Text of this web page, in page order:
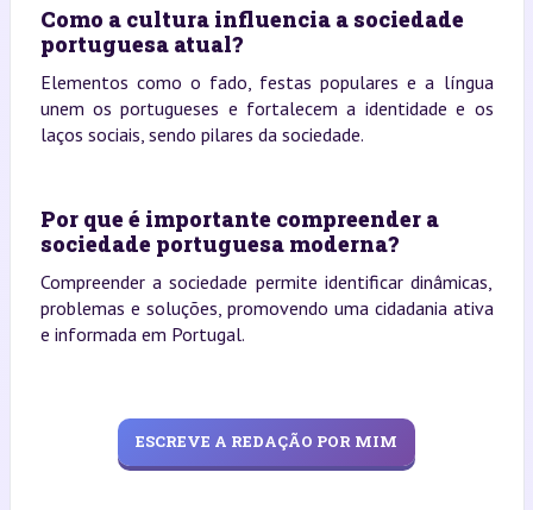
Como a cultura influencia a sociedade
portuguesa atual?
Elementos como o fado, festas populares e a língua
unem os portugueses e fortalecem a identidade e os
laços sociais, sendo pilares da sociedade.
Por que é importante compreender a
sociedade portuguesa moderna?
Compreender a sociedade permite identificar dinâmicas,
problemas e soluções, promovendo uma cidadania ativa
e informada em Portugal.
ESCREVE A REDAÇÃO POR MIM